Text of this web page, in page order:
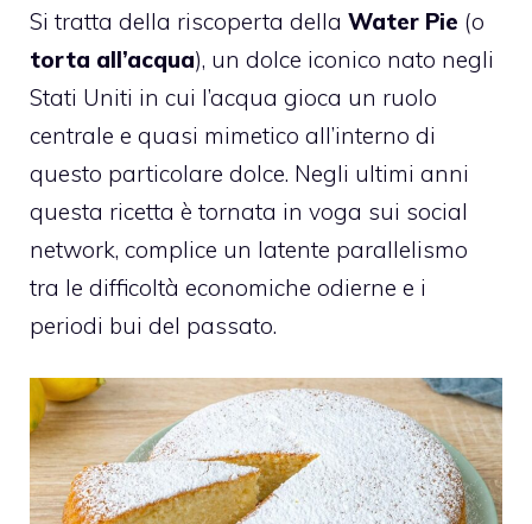
Si tratta della riscoperta della Water Pie (o
torta all’acqua), un dolce iconico nato negli
Stati Uniti in cui l’acqua gioca un ruolo
centrale e quasi mimetico all’interno di
questo particolare dolce. Negli ultimi anni
questa ricetta è tornata in voga sui social
network, complice un latente parallelismo
tra le difficoltà economiche odierne e i
periodi bui del passato.